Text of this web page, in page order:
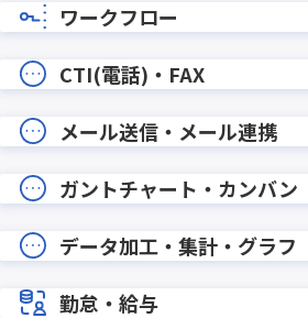
ワークフロー
CTI(電話)・FAX
メール送信・メール連携
ガントチャート・カンバン
データ加工・集計・グラフ
勤怠・給与